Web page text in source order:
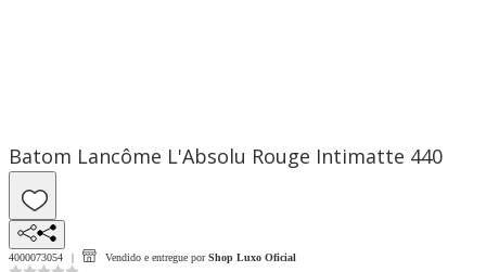
Batom Lancôme L'Absolu Rouge Intimatte 440
4000073054 Vendido e entregue por Shop Luxo Oficial